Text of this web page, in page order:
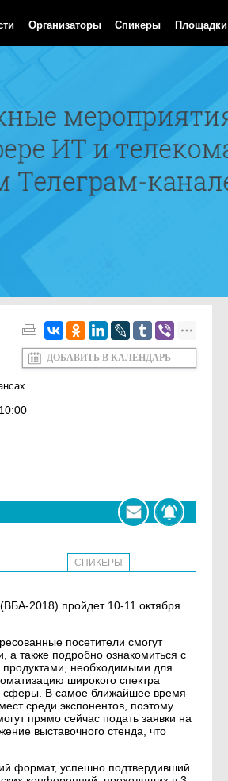
Организаторы Спикеры Площадки
ДОБАВИТЬ В КАЛЕНДАРЬ
СПИКЕРЫ
2018) пройдет 10-11 октября
посетители смогут
а также подробно ознакомиться с
необходимыми для
широкого спектра
сферы. В самое ближайшее время
среди экспонентов, поэтому
прямо сейчас подать заявки на
выставочного стенда, что
формат, успешно подтвердивший